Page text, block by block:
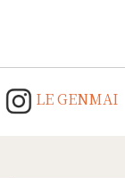
LE GENMAI